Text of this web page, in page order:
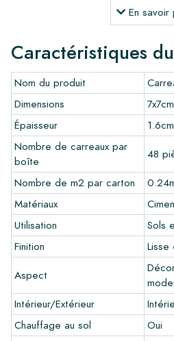
Europe dans un délai de 4 à 5
pour les projets sur mesure, les
livrons avec des transporteurs
également récupérer les carreaux
entrepôt à Alkmaar ou notre salle
retours de carreaux ne sont
intactes et non ouvertes, et à vos
Commande d'échantillons
Pour avoir une bonne impression
recommandons toujours de
au préalable. Les frais
commande éventuelle.
Créez votre propre carreau
Vous souhaitez créer un carreau
avec les autres couleurs de votre
programme de conception via ce
votre créativité.
En savoir
Caractéristiques
Nom du produit
Dimensions
7x7cm
Épaisseur
1.6cm
Nombre de carreaux par
boîte
48
Nombre de m2 par carton
Matériaux
Utilisation
Sols
Finition
Lisse
Aspect
Intérieur/Extérieur
Chauffage au sol
Oui